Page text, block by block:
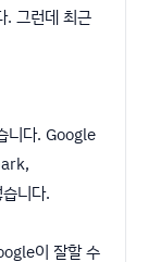
. 그런데 최근
니다. Google
니다.
이 잘할 수